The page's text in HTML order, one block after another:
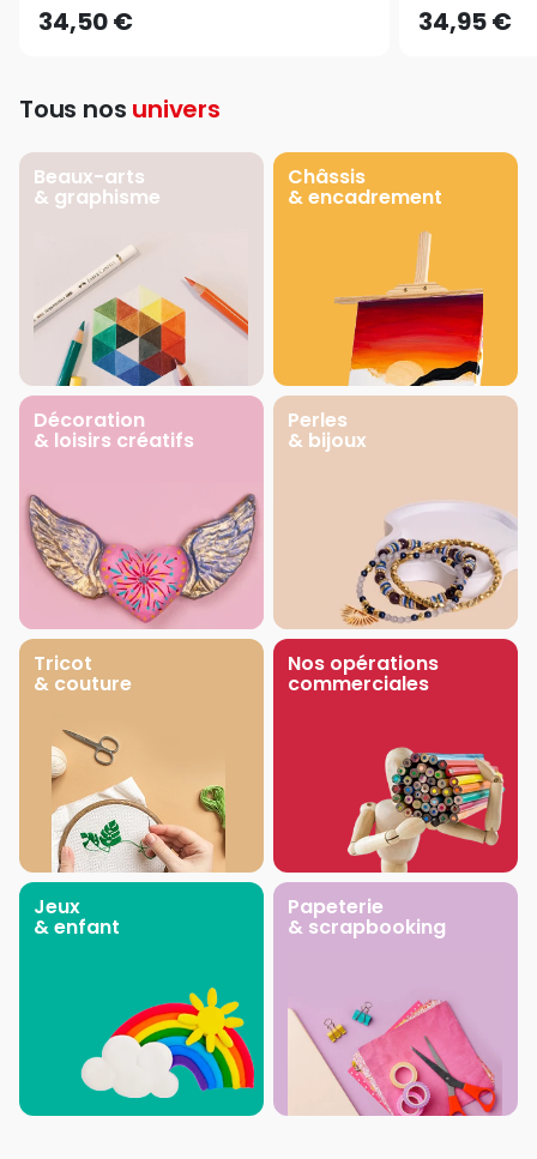
34,50 € 34,95 €
Tous nos univers
Beaux-arts
& graphisme
Châssis
& encadrement
Décoration
& loisirs créatifs
Perles
& bijoux
Tricot
& couture
Nos opérations
commerciales
Jeux
& enfant
Papeterie
& scrapbooking